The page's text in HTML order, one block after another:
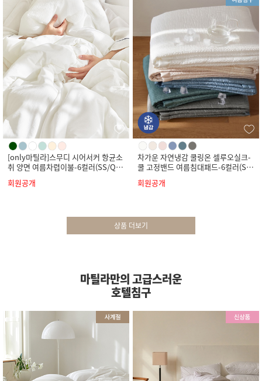
[only마틸라]스무디 시어서커 항균소
취 양면 여름차렵이불-6컬러(SS/Q/
K)
회원공개
차가운 자연냉감 쿨링온 셀루오실크-
쿨 고정밴드 여름침대패드-6컬러(SS/
Q/K)
회원공개
상품 더보기
마틸라만의 고급스러운
호텔침구